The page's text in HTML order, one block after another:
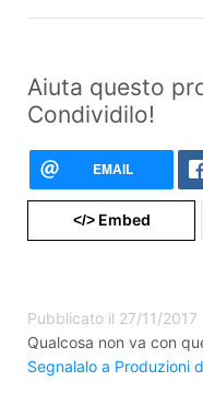
Aiuta questo
Condividilo!
EMAIL
</>Embed
Pubblicato il 27/11/2017
Qualcosa non va con
Segnalalo a Produzioni